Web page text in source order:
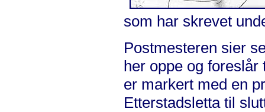
som har skrevet
Postmesteren sier
her oppe og
er markert med en
Etterstadsletta til